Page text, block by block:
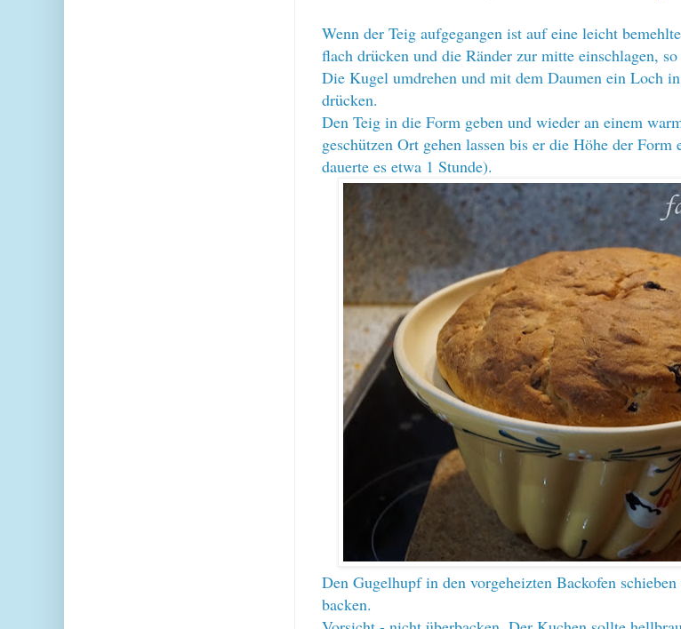
Wenn der Teig aufgegangen ist auf eine leicht
flach drücken und die Ränder zur mitte einschlagen,
Die Kugel umdrehen und mit dem Daumen ein Loch
drücken.
Den Teig in die Form geben und wieder an einem
geschützen Ort gehen lassen bis er die Höhe der
dauerte es etwa 1 Stunde).
Den Gugelhupf in den vorgeheizten Backofen
backen.